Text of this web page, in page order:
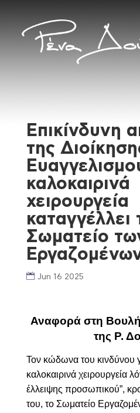
Επικίνδυνη
της
καλοκαιρινά
χειρουργεία
καταγγέλλει
Σωματείο
Jun 16 2025
Αναφορά στη
της Ρ.
Τον κώδωνα του κινδύνου
καλοκαιρινά χειρουργεία
έλλειψης προσωπικού”,
του, το Σωματείο